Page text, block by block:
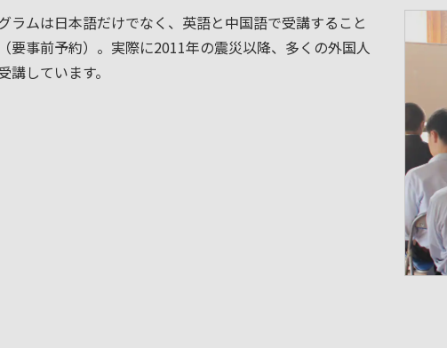
ラムは日本語だけでなく、英語と中国語で受講すること
要事前予約）。実際に2011年の震災以降、多くの外国人
講しています。